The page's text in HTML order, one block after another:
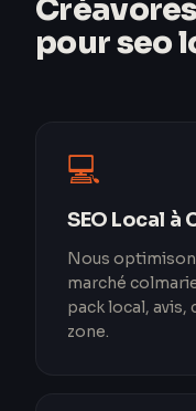
Créavores
pour seo
💻
SEO Local à
Nous
marché
pack local,
zone.